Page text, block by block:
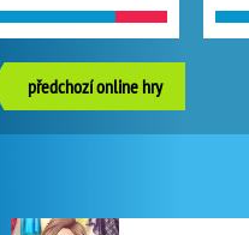
předchozí online hry